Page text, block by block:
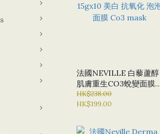
法國NEVILLE 白藜蘆醇
肌膚重生CO3蛻變面膜
15GX10 美白 抗氧化 泡
泡面膜 CO3 MASK
HK$238.00
HK$199.00